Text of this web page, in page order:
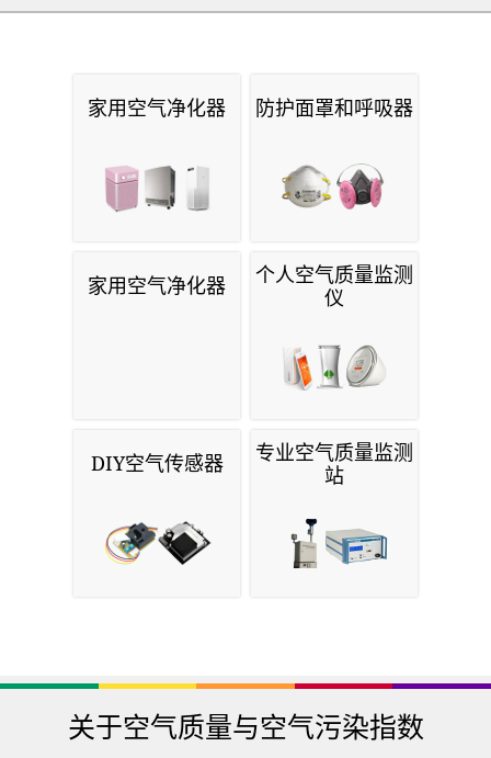
家用空气净化器 防护面罩和呼吸器
家用空气净化器
个人空气质量监测
仪
DIY空气传感器
专业空气质量监测
站
关于空气质量与空气污染指数